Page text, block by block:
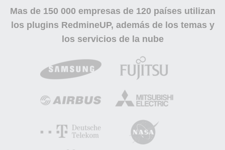
Mas de 150 000 empresas de 120 países utilizan
los plugins RedmineUP, además de los temas y
los servicios de la nube